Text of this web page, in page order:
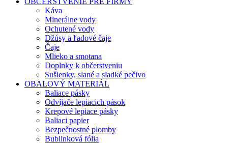
Káva
Minerálne vody
Ochutené vody
Džúsy a ľadové čaje
Čaje
Mlieko a smotana
Doplnky k občerstveniu
Sušienky, slané a sladké pečivo
OBALOVÝ MATERIÁL
Baliace pásky
Odvíjače lepiacich pások
Krepové lepiace pásky
Baliaci papier
Bezpečnostné plomby
Bublinková fólia